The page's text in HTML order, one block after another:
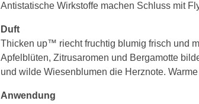
Antistatische Wirkstoffe machen Schluss mit
Duft
Thicken up™ riecht fruchtig blumig frisch und
Apfelblüten, Zitrusaromen und Bergamotte
und wilde Wiesenblumen die Herznote.
Anwendung